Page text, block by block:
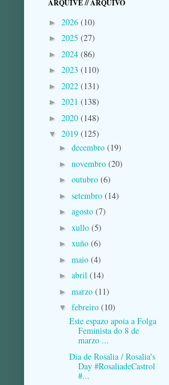
ARQUIVE // ARQUIVO
► 2026 (10)
► 2025 (27)
► 2024 (86)
► 2023 (110)
► 2022 (131)
► 2021 (138)
► 2020 (148)
▼ 2019 (125)
► decembro (19)
► novembro (20)
► outubro (6)
► setembro (14)
► agosto (7)
► xullo (5)
► xuño (6)
► maio (4)
► abril (14)
► marzo (11)
▼ febreiro (10)
Este espazo apoia a Folga
Feminista do 8 de
marzo ...
Dia de Rosalia / Rosalia's
Day #RosaliadeCastrol
#...